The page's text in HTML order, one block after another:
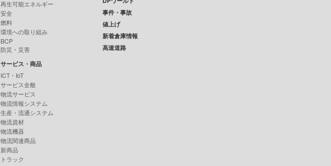
再生可能エネルギー
安全
燃料
環境への取り組み
BCP
防災・災害
サービス・商品
ICT・IoT
サービス全般
物流サービス
物流情報システム
生産・流通システム
物流資材
物流機器
物流関連商品
新商品
トラック
事件・事故
値上げ
新着倉庫情報
高速道路